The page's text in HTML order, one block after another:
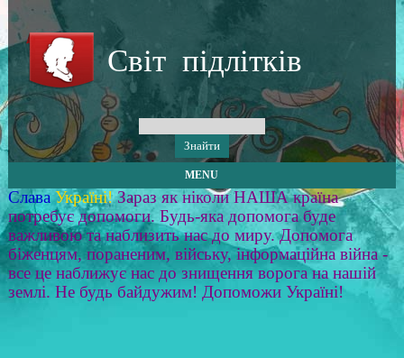
Світ підлітків
MENU
Слава Україні! Зараз як ніколи НАША країна
потребує допомоги. Будь-яка допомога буде
важливою та наблизить нас до миру. Допомога
біженцям, пораненим, війську, інформаційна війна -
все це наближує нас до знищення ворога на нашій
землі. Не будь байдужим! Допоможи Україні!